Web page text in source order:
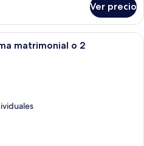
Ver precio
Habitación de hotel con cama,
matrimonial o 2